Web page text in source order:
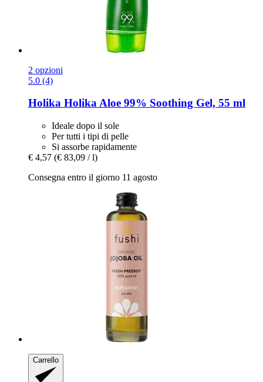
2 opzioni
5.0 (4)
Holika HolikaAloe 99% Soothing Gel, 55 ml
Ideale dopo il sole
Per tutti i tipi di pelle
Si assorbe rapidamente
€ 4,57 (€ 83,09 / l)
Consegna entro il giorno 11 agosto
Carrello